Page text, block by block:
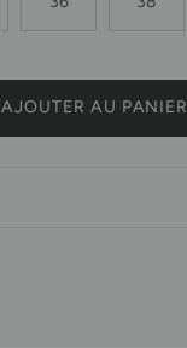
AJOUTER AU PANIER